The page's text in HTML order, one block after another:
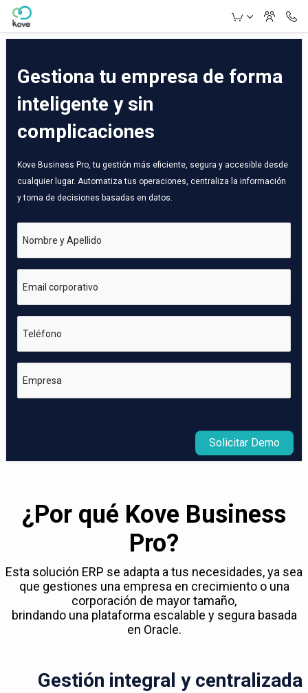
Skip to Main Content
Gestiona tu empresa de forma
inteligente y sin
complicaciones
Kove Business Pro, tu gestión más eficiente, segura y accesible desde
cualquier lugar. Automatiza tus operaciones, centraliza la información
y toma de decisiones basadas en datos.
Nombre y Apellido
Email corporativo
Teléfono
Empresa
Solicitar Demo
¿Por qué Kove Business
Pro?
Esta solución ERP se adapta a tus necesidades, ya sea
que gestiones una empresa en crecimiento o una
corporación de mayor tamaño,
brindando una plataforma escalable y segura basada
en Oracle.
Gestión integral y centralizada